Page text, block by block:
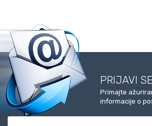
PRIJAVI
Primajte
informacije o